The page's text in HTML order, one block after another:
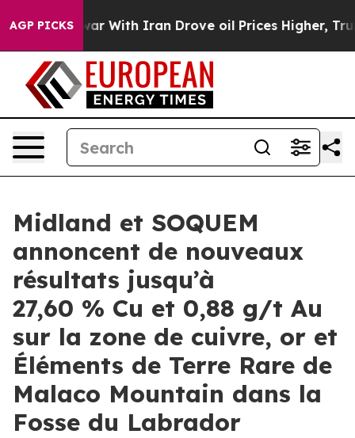
AGP PICKS
war With Iran Drove oil Prices Higher, Trump Gave
Midland et SOQUEM
annoncent de nouveaux
résultats jusqu’à
27,60 % Cu et 0,88 g/t Au
sur la zone de cuivre, or et
Éléments de Terre Rare de
Malaco Mountain dans la
Fosse du Labrador